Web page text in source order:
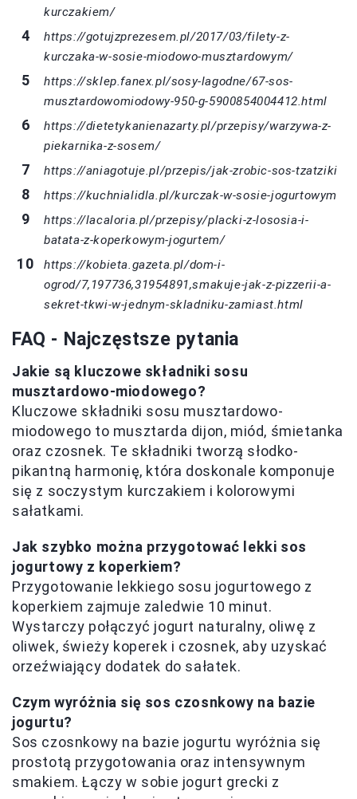
kurczakiem/
https://gotujzprezesem.pl/2017/03/filety-z-
kurczaka-w-sosie-miodowo-musztardowym/
https://sklep.fanex.pl/sosy-lagodne/67-sos-
musztardowomiodowy-950-g-5900854004412.html
https://dietetykanienazarty.pl/przepisy/warzywa-z-
piekarnika-z-sosem/
https://aniagotuje.pl/przepis/jak-zrobic-sos-tzatziki
https://kuchnialidla.pl/kurczak-w-sosie-jogurtowym
https://lacaloria.pl/przepisy/placki-z-lososia-i-
batata-z-koperkowym-jogurtem/
https://kobieta.gazeta.pl/dom-i-
ogrod/7,197736,31954891,smakuje-jak-z-pizzerii-a-
sekret-tkwi-w-jednym-skladniku-zamiast.html
FAQ - Najczęstsze pytania
Jakie są kluczowe składniki sosu
musztardowo-miodowego?
Kluczowe składniki sosu musztardowo-
miodowego to musztarda dijon, miód, śmietanka
oraz czosnek. Te składniki tworzą słodko-
pikantną harmonię, która doskonale komponuje
się z soczystym kurczakiem i kolorowymi
sałatkami.
Jak szybko można przygotować lekki sos
jogurtowy z koperkiem?
Przygotowanie lekkiego sosu jogurtowego z
koperkiem zajmuje zaledwie 10 minut.
Wystarczy połączyć jogurt naturalny, oliwę z
oliwek, świeży koperek i czosnek, aby uzyskać
orzeźwiający dodatek do sałatek.
Czym wyróżnia się sos czosnkowy na bazie
jogurtu?
Sos czosnkowy na bazie jogurtu wyróżnia się
prostotą przygotowania oraz intensywnym
smakiem. Łączy w sobie jogurt grecki z